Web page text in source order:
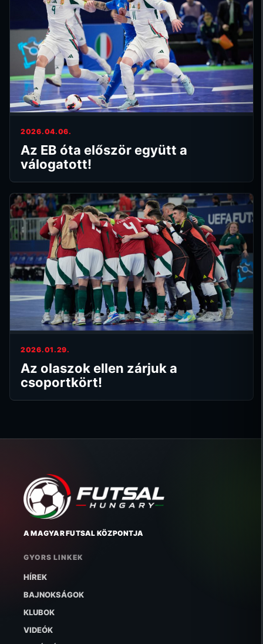
2026.04.06.
Az EB óta először együtt a
válogatott!
2026.01.29.
Az olaszok ellen zárjuk a
csoportkört!
A MAGYAR FUTSAL KÖZPONTJA
GYORS LINKEK
HÍREK
BAJNOKSÁGOK
KLUBOK
VIDEÓK